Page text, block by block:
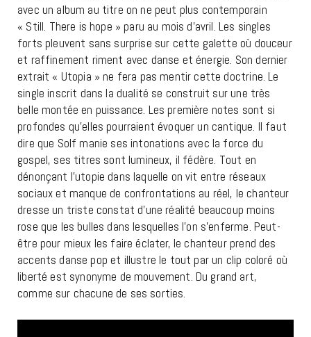
avec un album au titre on ne peut plus contemporain
« Still. There is hope » paru au mois d’avril. Les singles
forts pleuvent sans surprise sur cette galette où douceur
et raffinement riment avec danse et énergie. Son dernier
extrait « Utopia » ne fera pas mentir cette doctrine. Le
single inscrit dans la dualité se construit sur une très
belle montée en puissance. Les première notes sont si
profondes qu’elles pourraient évoquer un cantique. Il faut
dire que Solf manie ses intonations avec la force du
gospel, ses titres sont lumineux, il fédère. Tout en
dénonçant l’utopie dans laquelle on vit entre réseaux
sociaux et manque de confrontations au réel, le chanteur
dresse un triste constat d’une réalité beaucoup moins
rose que les bulles dans lesquelles l’on s’enferme. Peut-
être pour mieux les faire éclater, le chanteur prend des
accents danse pop et illustre le tout par un clip coloré où
liberté est synonyme de mouvement. Du grand art,
comme sur chacune de ses sorties.